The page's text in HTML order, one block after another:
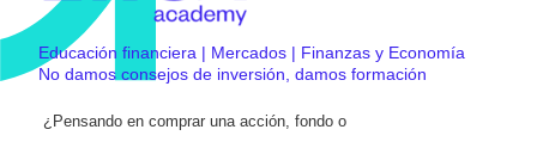
Educación financiera | Mercados | Finanzas y Economía
No damos consejos de inversión, damos formación
¿Pensando en comprar una acción, fondo o